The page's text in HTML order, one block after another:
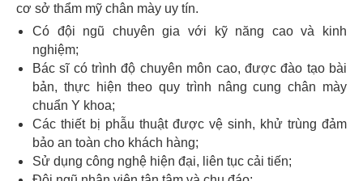
cơ sở thẩm mỹ chân mày uy tín.
Có đội ngũ chuyên gia với kỹ năng cao và kinh
nghiệm;
Bác sĩ có trình độ chuyên môn cao, được đào tạo bài
bản, thực hiện theo quy trình nâng cung chân mày
chuẩn Y khoa;
Các thiết bị phẫu thuật được vệ sinh, khử trùng đảm
bảo an toàn cho khách hàng;
Sử dụng công nghệ hiện đại, liên tục cải tiến;